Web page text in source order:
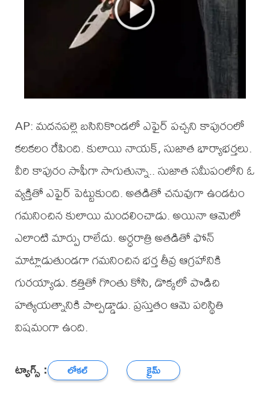
AP: మదనపల్లె బసినికొండలో ఎఫైర్ పచ్చని కాపురంలో
కలకలం రేపింది. కులాయి నాయక్, సుజాత భార్యాభర్తలు.
వీరి కాపురం సాఫీగా సాగుతున్నా.. సుజాత సమీపంలోని ఓ
వ్యక్తితో ఎఫైర్ పెట్టుకుంది. అతడితో చనువుగా ఉండటం
గమనించిన కులాయి మందలించాడు. అయినా ఆమెలో
ఎలాంటి మార్పు రాలేదు. అర్ధరాత్రి అతడితో ఫోన్
మాట్లాడుతుండగా గమనించిన భర్త తీవ్ర ఆగ్రహానికి
గురయ్యాడు. కత్తితో గొంతు కోసి, డొక్కలో పొడిచి
హత్యయత్నానికి పాల్పడ్డాడు. ప్రస్తుతం ఆమె పరిస్థితి
విషమంగా ఉంది.
ట్యాగ్స్ : లోకల్ క్రైమ్